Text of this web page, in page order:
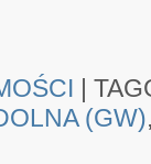
|
(GW)